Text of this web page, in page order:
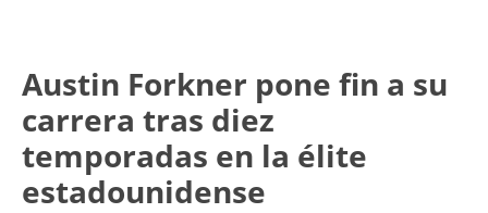
Austin Forkner pone fin a su
carrera tras diez
temporadas en la élite
estadounidense